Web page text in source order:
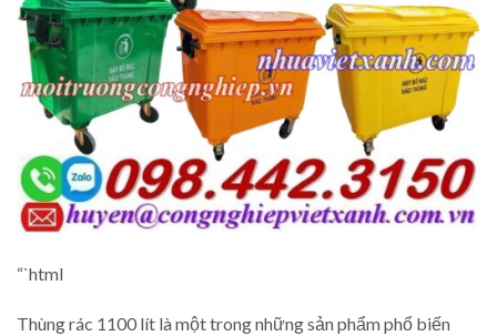
“`html
Thùng rác 1100 lít là một trong những sản phẩm phổ biến